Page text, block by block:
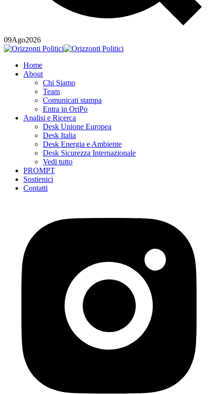
09Ago2026
Home
About
Chi Siamo
Team
Comunicati stampa
Entra in OriPo
Analisi e Ricerca
Desk Unione Europea
Desk Italia
Desk Energia e Ambiente
Desk Sicurezza Internazionale
Vedi tutto
PROMPT
Sostienici
Contatti